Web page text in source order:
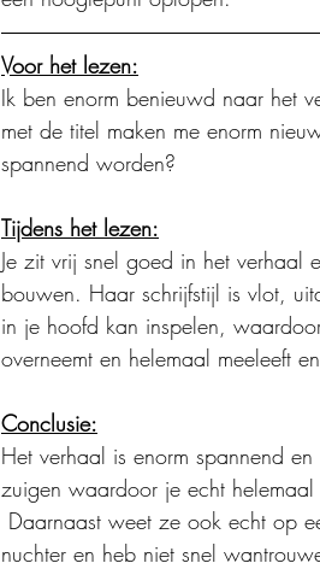
Voor het lezen:
Ik ben enorm benieuwd naar het
met de titel maken me enorm
spannend worden?
Tijdens het lezen:
Je zit vrij snel goed in het
bouwen. Haar schrijfstijl is vlot,
in je hoofd kan inspelen,
overneemt en helemaal meeleeft
Conclusie:
Het verhaal is enorm spannend
zuigen waardoor je echt
nuchter en heb niet snel